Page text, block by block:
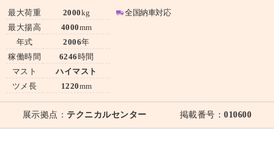
最大荷重
最大揚高
年式
稼働時間
マスト
ツメ長
2000kg
4000mm
2006年
6246 時間
ハイマスト
1220mm
全国納車対応
展示拠点： テクニカルセンター 掲載番号：010600